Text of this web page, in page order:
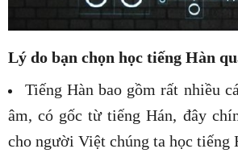
Lý do bạn chọn học tiếng Hàn
Tiếng Hàn bao gồm rất nhiều
âm, có gốc từ tiếng Hán, đây
cho người Việt chúng ta học tiếng